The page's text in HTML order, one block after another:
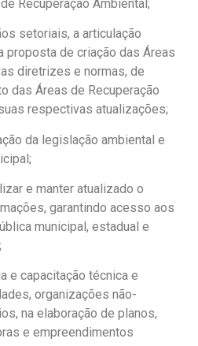
Recuperação Ambiental;
setoriais, a articulação
proposta de criação das Áreas
diretrizes e normas, de
das Áreas de Recuperação
respectivas atualizações;
da legislação ambiental e
e manter atualizado o
garantindo acesso aos
municipal, estadual e
e capacitação técnica e
organizações não-
na elaboração de planos,
e empreendimentos